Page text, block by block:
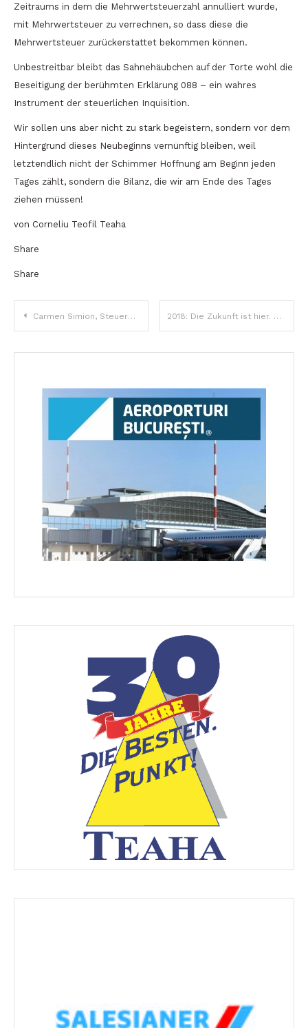
Zeitraums in dem die Mehrwertsteuerzahl annulliert wurde,
mit Mehrwertsteuer zu verrechnen, so dass diese die
Mehrwertsteuer zurückerstattet bekommen können.
Unbestreitbar bleibt das Sahnehäubchen auf der Torte wohl die
Beseitigung der berühmten Erklärung 088 – ein wahres
Instrument der steuerlichen Inquisition.
Wir sollen uns aber nicht zu stark begeistern, sondern vor dem
Hintergrund dieses Neubeginns vernünftig bleiben, weil
letztendlich nicht der Schimmer Hoffnung am Beginn jeden
Tages zählt, sondern die Bilanz, die wir am Ende des Tages
ziehen müssen!
von Corneliu Teofil Teaha
Share
Share
Beitragsnavigation
Carmen Simion, Steuerberaterin: Es gibt ein wachsendes Interesse seitens der rumänischen Unternehmer für das Outsourcing der Buchhaltungsdienste an Profis 2018: Die Zukunft ist hier. Mehr Elektrizität, mehr Mobilität!